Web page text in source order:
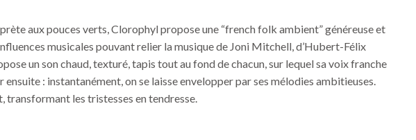
aux pouces verts, Clorophyl propose une “french folk ambient” généreuse et
musicales pouvant relier la musique de Joni Mitchell, d’Hubert-Félix
un son chaud, texturé, tapis tout au fond de chacun, sur lequel sa voix franche
ensuite : instantanément, on se laisse envelopper par ses mélodies ambitieuses.
transformant les tristesses en tendresse.